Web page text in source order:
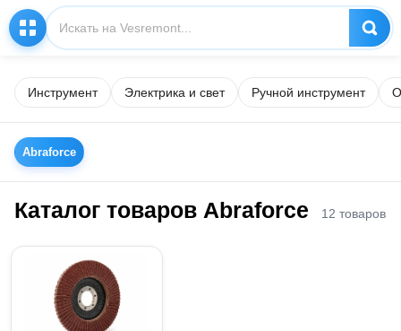
Инструмент Электрика и свет Ручной инструмент
Abraforce
Каталог товаров Abraforce 12 товаров